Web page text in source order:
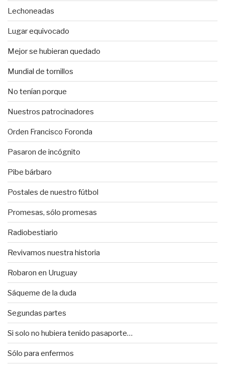
Lechoneadas
Lugar equivocado
Mejor se hubieran quedado
Mundial de tornillos
No tenían porque
Nuestros patrocinadores
Orden Francisco Foronda
Pasaron de incógnito
Pibe bárbaro
Postales de nuestro fútbol
Promesas, sólo promesas
Radiobestiario
Revivamos nuestra historia
Robaron en Uruguay
Sáqueme de la duda
Segundas partes
Si solo no hubiera tenido pasaporte…
Sólo para enfermos